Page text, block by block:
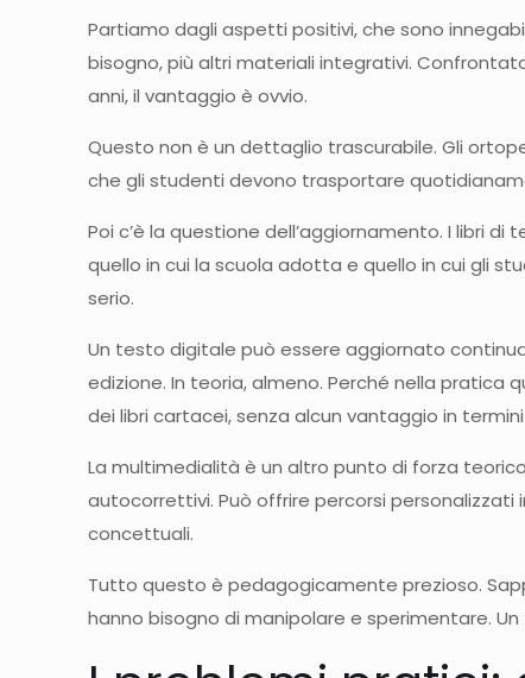
Partiamo dagli aspetti positivi, che sono
bisogno, più altri materiali integrativi.
anni, il vantaggio è ovvio.
Questo non è un dettaglio trascurabile. Gli
che gli studenti devono trasportare
Poi c’è la questione dell’aggiornamento. I libri
quello in cui la scuola adotta e quello in cui gli
serio.
Un testo digitale può essere aggiornato
edizione. In teoria, almeno. Perché nella pratica
dei libri cartacei, senza alcun vantaggio in
La multimedialità è un altro punto di forza
autocorrettivi. Può offrire percorsi
concettuali.
Tutto questo è pedagogicamente prezioso.
hanno bisogno di manipolare e sperimentare.